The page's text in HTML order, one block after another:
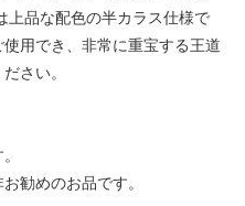
上品な配色の半カラス仕様で
用でき、非常に重宝する王道
さい。
勧めのお品です。